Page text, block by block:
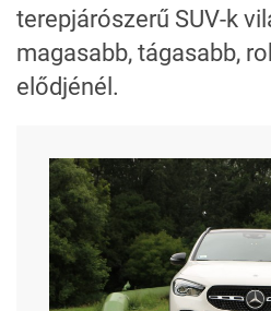
terepjárószerű SUV-k
magasabb, tágasabb,
elődjénél.